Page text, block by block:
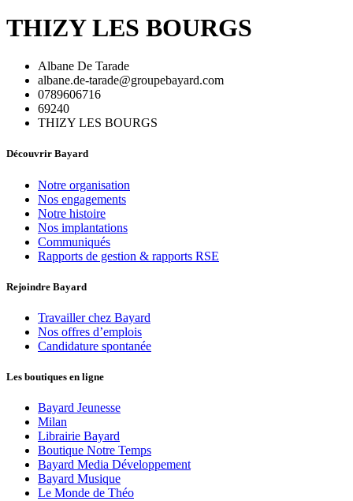
THIZY LES BOURGS
Albane De Tarade
albane.de-tarade@groupebayard.com
0789606716
69240
THIZY LES BOURGS
Découvrir Bayard
Notre organisation
Nos engagements
Notre histoire
Nos implantations
Communiqués
Rapports de gestion & rapports RSE
Rejoindre Bayard
Travailler chez Bayard
Nos offres d’emplois
Candidature spontanée
Les boutiques en ligne
Bayard Jeunesse
Milan
Librairie Bayard
Boutique Notre Temps
Bayard Media Développement
Bayard Musique
Le Monde de Théo